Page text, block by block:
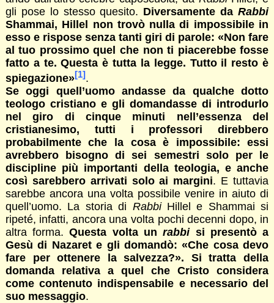
gli pose lo stesso quesito. Diversamente da Rabbi
Shammai, Hillel non trovò nulla di impossibile in
esso e rispose senza tanti giri di parole: «Non fare
al tuo prossimo quel che non ti piacerebbe fosse
fatto a te. Questa è tutta la legge. Tutto il resto è
spiegazione»[1].
Se oggi quell’uomo andasse da qualche dotto
teologo cristiano e gli domandasse di introdurlo
nel giro di cinque minuti nell’essenza del
cristianesimo, tutti i professori direbbero
probabilmente che la cosa è impossibile: essi
avrebbero bisogno di sei semestri solo per le
discipline più importanti della teologia, e anche
così sarebbero arrivati solo ai margini. E tuttavia
sarebbe ancora una volta possibile venire in aiuto di
quell’uomo. La storia di RabbiHillel e Shammai si
ripeté, infatti, ancora una volta pochi decenni dopo, in
altra forma.Questa volta un rabbi si presentò a
Gesù di Nazaret e gli domandò: «Che cosa devo
fare per ottenere la salvezza?». Si tratta della
domanda relativa a quel che Cristo considera
come contenuto indispensabile e necessario del
suo messaggio.